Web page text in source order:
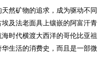
然矿物的追求，成为驱动不同
及法老面具上镶嵌的阿富汗青
时代横渡大西洋的哥伦比亚祖
生活的消费史，而且是一部微